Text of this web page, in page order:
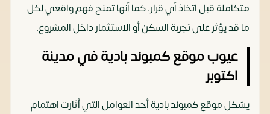
متكاملة قبل اتخاذ أي قرار، كما أنها تمنح فهم واقعي لكل
ما قد يؤثر على تجربة السكن أو الاستثمار داخل المشروع.
عيوب موقع كمبوند بادية في مدينة
اكتوبر
يشكل موقع كمبوند بادية أحد العوامل التي أثارت اهتمام